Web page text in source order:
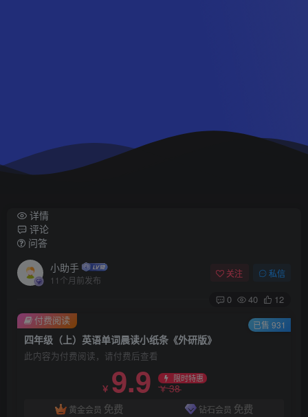
详情
评论
问答
小助手
11个月前发布
关注 私信
0 40 12
四年级（上）英语单词晨读小纸条《外研版》
此内容为付费阅读，请付费后查看
￥ 9.9 限时特惠
￥38
黄金会员 免费 钻石会员 免费
付费阅读 已售 931